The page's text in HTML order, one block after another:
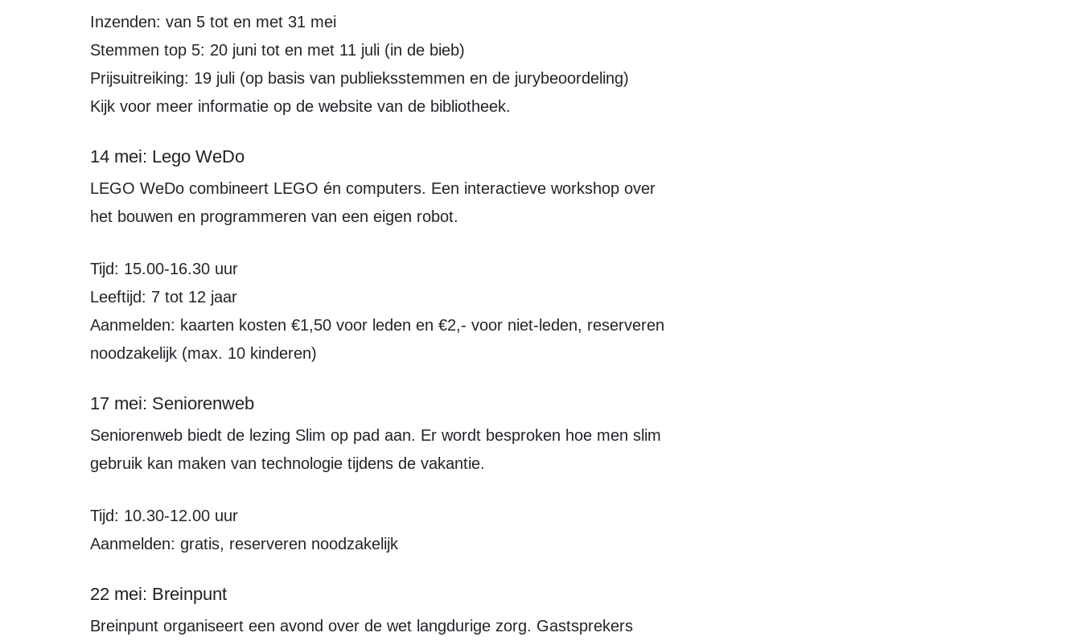
Inzenden: van 5 tot en met 31 mei
Stemmen top 5: 20 juni tot en met 11 juli (in de bieb)
Prijsuitreiking: 19 juli (op basis van publieksstemmen en de jurybeoordeling)
Kijk voor meer informatie op de website van de bibliotheek.
14 mei: Lego WeDo
LEGO WeDo combineert LEGO én computers. Een interactieve workshop over
het bouwen en programmeren van een eigen robot.
Tijd: 15.00-16.30 uur
Leeftijd: 7 tot 12 jaar
Aanmelden: kaarten kosten €1,50 voor leden en €2,- voor niet-leden, reserveren
noodzakelijk (max. 10 kinderen)
17 mei: Seniorenweb
Seniorenweb biedt de lezing Slim op pad aan. Er wordt besproken hoe men slim
gebruik kan maken van technologie tijdens de vakantie.
Tijd: 10.30-12.00 uur
Aanmelden: gratis, reserveren noodzakelijk
22 mei: Breinpunt
Breinpunt organiseert een avond over de wet langdurige zorg. Gastsprekers